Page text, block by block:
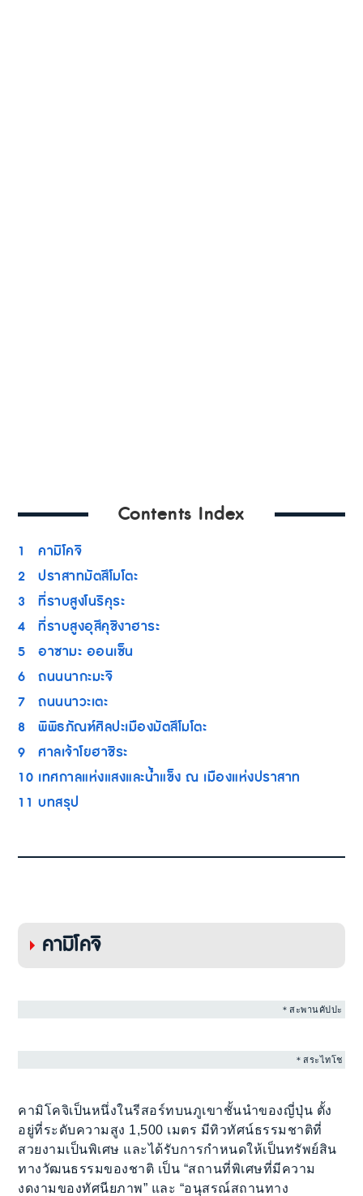
Contents Index
1
คามิโคจิ
2 ปราสาทมัตสึโมโตะ
3
ที่ราบสูงโนริคุระ
4 ที่ราบสูงอุสึคุชิงาฮาระ
5 อาซามะ ออนเซ็น
6 ถนนนากะมะจิ
7 ถนนนาวะเตะ
8 พิพิธภัณฑ์ศิลปะเมืองมัตสึโมโตะ
9 ศาลเจ้าโยฮาชิระ
10 เทศกาลแห่งแสงและน้ำแข็ง ณ เมืองแห่งปราสาท
11 บทสรุป
คามิโคจิ
＊สะพานคัปปะ
＊สระไทโช
คามิโคจิเป็นหนึ่งในรีสอร์ทบนภูเขาชั้นนำของญี่ปุ่น ตั้ง
อยู่ที่ระดับความสูง 1,500 เมตร มีทิวทัศน์ธรรมชาติที่
สวยงามเป็นพิเศษ และได้รับการกำหนดให้เป็นทรัพย์สิน
ทางวัฒนธรรมของชาติ เป็น “สถานที่พิเศษที่มีความ
งดงามของทัศนียภาพ” และ “อนุสรณ์สถานทาง